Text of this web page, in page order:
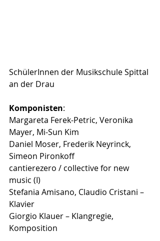
SchülerInnen der Musikschule Spittal
an der Drau
Komponisten:
Margareta Ferek-Petric, Veronika
Mayer, Mi-Sun Kim
Daniel Moser, Frederik Neyrinck,
Simeon Pironkoff
cantierezero / collective for new
music (I)
Stefania Amisano, Claudio Cristani –
Klavier
Giorgio Klauer – Klangregie,
Komposition